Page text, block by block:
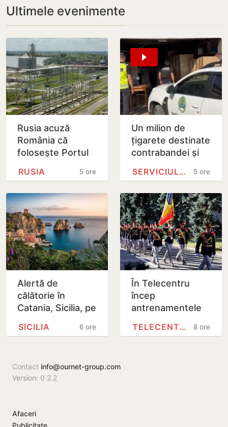
Ultimele evenimente
Rusia acuză
România că
folosește Portul
pentru arme către
sprijinul…
5 ore
RUSIA
Un milion de
țigarete destinate
contrabandei și
ridicate după
5 ore
SERVICIULUI VAMAL
Alertă de
călătorie în
Catania, Sicilia, pe
eruptive a
6 ore
SICILIA
În Telecentru
încep
antrenamentele
Militară
8 ore
TELECENTRU
Contact info@ournet-group.com
Version: 0.2.2
Afaceri
Publicitate